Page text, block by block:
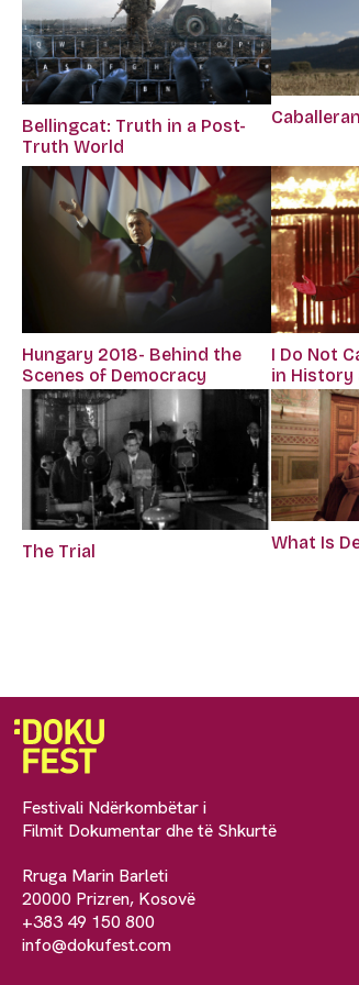
Bellingcat: Truth in a Post-
Truth World
Hungary 2018- Behind the
Scenes of Democracy
I Do Not
in History
The Trial What Is
Festivali Ndërkombëtar i
Filmit Dokumentar dhe të Shkurtë
Rruga Marin Barleti
20000 Prizren, Kosovë
+383 49 150 800
info@dokufest.com